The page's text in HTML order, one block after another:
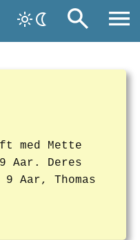
med Mette
Aar. Deres
Aar, Thomas